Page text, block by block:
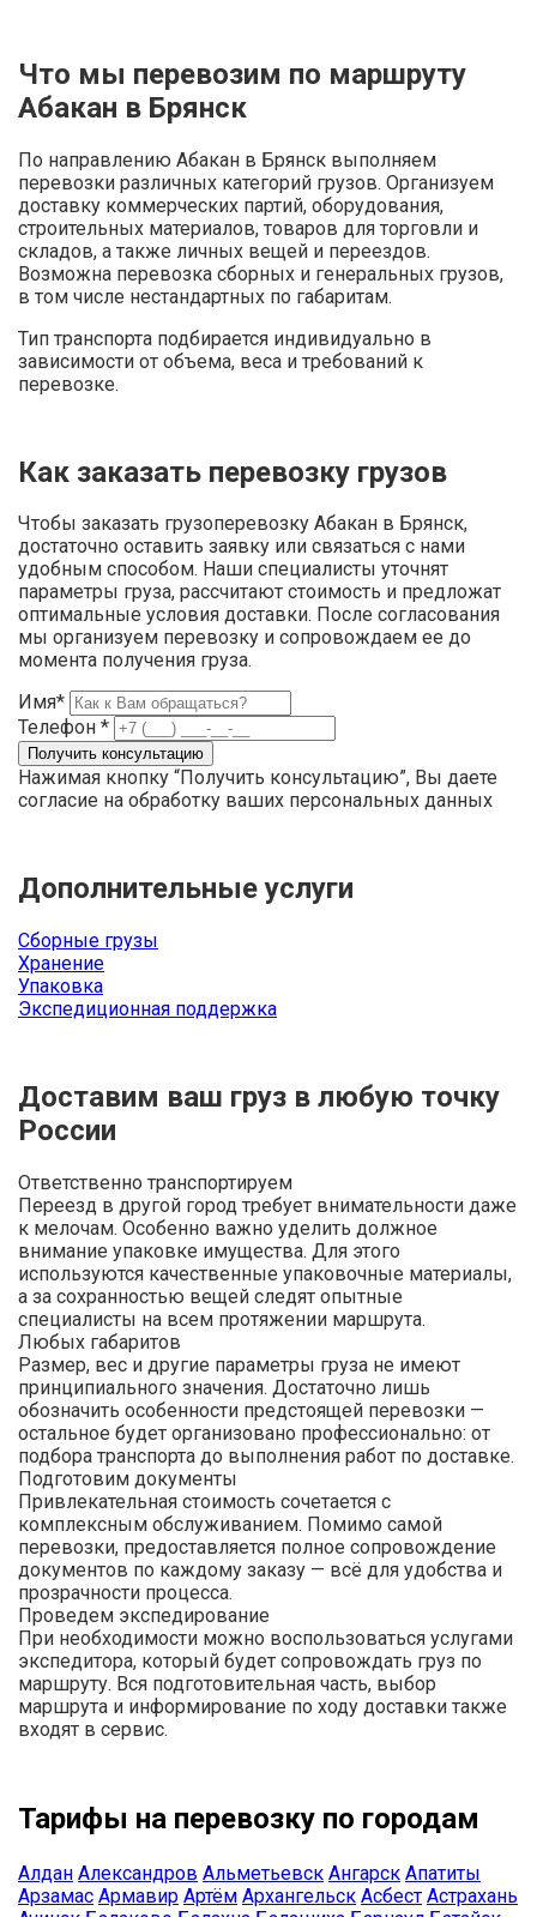
Что мы перевозим по маршруту
Абакан в Брянск
По направлению Абакан в Брянск выполняем
перевозки различных категорий грузов. Организуем
доставку коммерческих партий, оборудования,
строительных материалов, товаров для торговли и
складов, а также личных вещей и переездов.
Возможна перевозка сборных и генеральных грузов,
в том числе нестандартных по габаритам.
Тип транспорта подбирается индивидуально в
зависимости от объема, веса и требований к
перевозке.
Как заказать перевозку грузов
Чтобы заказать грузоперевозку Абакан в Брянск,
достаточно оставить заявку или связаться с нами
удобным способом. Наши специалисты уточнят
параметры груза, рассчитают стоимость и предложат
оптимальные условия доставки. После согласования
мы организуем перевозку и сопровождаем ее до
момента получения груза.
Имя*
Телефон *
Нажимая кнопку “Получить консультацию”, Вы даете
согласие на обработку ваших персональных данных
Дополнительные услуги
Сборные грузы
Хранение
Упаковка
Экспедиционная поддержка
Доставим ваш груз в любую точку
России
Ответственно транспортируем
Переезд в другой город требует внимательности даже
к мелочам. Особенно важно уделить должное
внимание упаковке имущества. Для этого
используются качественные упаковочные материалы,
а за сохранностью вещей следят опытные
специалисты на всем протяжении маршрута.
Любых габаритов
Размер, вес и другие параметры груза не имеют
принципиального значения. Достаточно лишь
обозначить особенности предстоящей перевозки —
остальное будет организовано профессионально: от
подбора транспорта до выполнения работ по доставке.
Подготовим документы
Привлекательная стоимость сочетается с
комплексным обслуживанием. Помимо самой
перевозки, предоставляется полное сопровождение
документов по каждому заказу — всё для удобства и
прозрачности процесса.
Проведем экспедирование
При необходимости можно воспользоваться услугами
экспедитора, который будет сопровождать груз по
маршруту. Вся подготовительная часть, выбор
маршрута и информирование по ходу доставки также
входят в сервис.
Тарифы на перевозку по городам
Алдан Александров Альметьевск Ангарск Апатиты
Арзамас Армавир Артём Архангельск Асбест Астрахань